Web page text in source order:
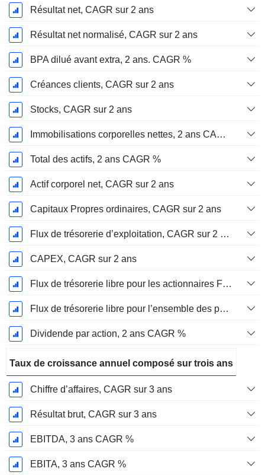
Résultat net, CAGR sur 2 ans
Résultat net normalisé, CAGR sur 2 ans
BPA dilué avant extra, 2 ans. CAGR %
Créances clients, CAGR sur 2 ans
Stocks, CAGR sur 2 ans
Immobilisations corporelles nettes, 2 ans CAGR %
Total des actifs, 2 ans CAGR %
Actif corporel net, CAGR sur 2 ans
Capitaux Propres ordinaires, CAGR sur 2 ans
Flux de trésorerie d’exploitation, CAGR sur 2 ans
CAPEX, CAGR sur 2 ans
Flux de trésorerie libre pour les actionnaires FCFE, CAGR sur 2 ans
Flux de trésorerie libre pour l’ensemble des pourvoyeurs de fonds (créanciers et actionnaires) FCFF, CAGR sur 2 ans
Dividende par action, 2 ans CAGR %
Taux de croissance annuel composé sur trois ans
Chiffre d’affaires, CAGR sur 3 ans
Résultat brut, CAGR sur 3 ans
EBITDA, 3 ans CAGR %
EBITA, 3 ans CAGR %